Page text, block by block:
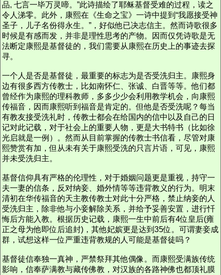
品, 七言一毕万灵啼。”此诗描绘了耶稣基督受难的过程，读之
令人涕零。此外，康熙在《生命之宝》一诗中提到“我愿接受神
圣子，儿子名份得永生。”，好似他已决志信主。然而诗歌很多
时候是有感而发，并非是理性思考的产物。因而仅凭诗歌是无
法断定康熙是基督徒的，我们需要从康熙在历史上的事迹去探
寻。
一个人是否是基督徒，最重要的标志为是否受洗归主。康熙身
边有很多西方传教士，比如南怀仁、张诚、白晋等等。他们都
曾经作为康熙的理科教师，多多少少会利用教学机会，向康熙
传福音，因而康熙听到福音是肯定的。但他是否受洗呢？每当
有教友接受洗礼时，传教士都会在给国内的信中以及自己的日
记对此记载，对于社会上的重要人物，更是大书特书（比如徐
光启就是一例）。然而从目前掌握的传教士书信看，尽管对康
熙赞赏有加，但从未有关于康熙受洗的只言片语，可见，康熙
并未受洗归主。
基督信仰具有严格的伦理性，对于婚姻问题更是重视，持守一
夫一妻的信条，反对纳妾、婚外情等等违背教义的行为。明末
清初在华传福音的天主教传教士对此十分严格，禁止纳妾的人
受洗归主，除非他与小妾解除关系，并给予妥善安置，进行忏
悔后方能入教。根据历史记载，康熙一生中前后有4位皇后(雍
正之母为他即位后追封)，其他妃嫔更是达到35位。可谓妻妾成
群，试想这样一位严重违背教规的人可能是基督徒吗？
基督徒信奉独一真神，严禁祭拜其他偶像。而康熙受满族传统
影响，信奉萨满教与藏传佛教，对汉族的各路神佛也都顶礼膜